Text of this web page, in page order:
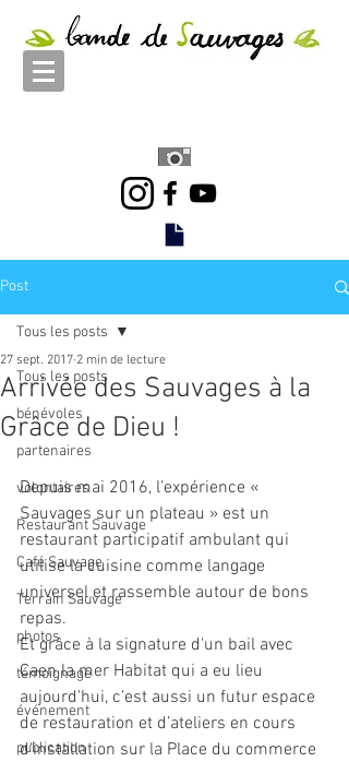
Post
Tous les posts
bénévoles
partenaires
volontaires
Restaurant Sauvage
Café Sauvage
Terrain Sauvage
photos
témoignage
événement
publication
Tous les posts
Arrivée des Sauvages à la
Grâce de Dieu !
27 sept. 2017 2 min de lecture
Depuis mai 2016, l’expérience «
Sauvages sur un plateau » est un
restaurant participatif ambulant qui
utilise la cuisine comme langage
universel et rassemble autour de bons
repas.
Et grâce à la signature d'un bail avec
Caen la mer Habitat qui a eu lieu
aujourd'hui, c’est aussi un futur espace
de restauration et d’ateliers en cours
d'installation sur la Place du commerce